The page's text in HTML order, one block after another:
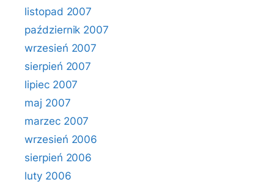
listopad 2007
październik 2007
wrzesień 2007
sierpień 2007
lipiec 2007
maj 2007
marzec 2007
wrzesień 2006
sierpień 2006
luty 2006